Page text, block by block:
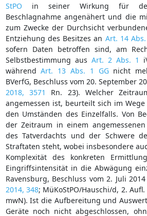
StPO in seiner Wirkung für
Beschlagnahme angenähert und die
zum Zwecke der Durchsicht
Entziehung des Besitzes an Art. 14
sofern Daten betroffen sind, am
Selbstbestimmung aus Art. 2 Abs. 1
währendArt. 13 Abs. 1 GGnicht
BVerfG, Beschluss vom 20. September
2018, 3571
Rn. 23). Welcher
angemessen ist, beurteilt sich im
den Umständen des Einzelfalls. Von
der Zeitraum in einem
des Tatverdachts und der Schwere
Straftaten steht, wobei insbesondere
Komplexität des konkreten
Eingriffsintensität in die Abwägung
Ravensburg, Beschluss vom 2. Juli
2014, 348; MüKoStPO/Hauschi/d, 2. Aufl.
mwN). Ist die Aufbereitung und
Geräte noch nicht abgeschlossen,